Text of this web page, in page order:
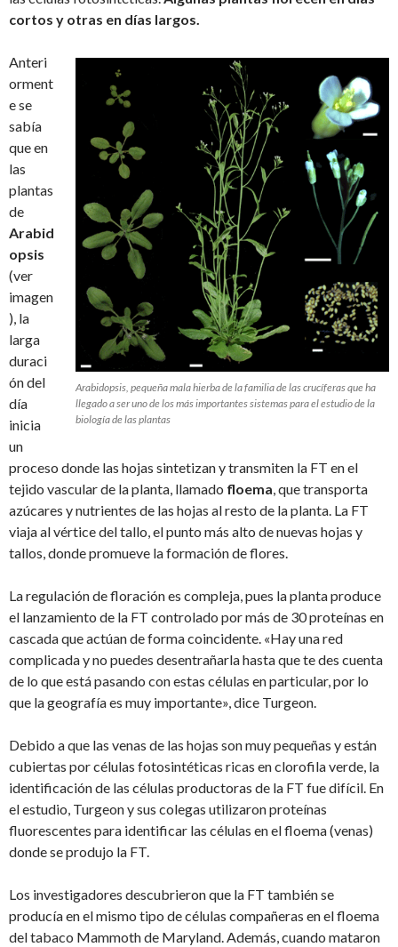
cortos y otras en días largos.
Arabidopsis, pequeña mala hierba de la familia de las crucíferas que ha
llegado a ser uno de los más importantes sistemas para el estudio de la
biología de las plantas
Anteri
orment
e se
sabía
que en
las
plantas
de
Arabid
opsis
(ver
imagen
), la
larga
duraci
ón del
día
inicia
un
proceso donde las hojas sintetizan y transmiten la FT en el
tejido vascular de la planta, llamado floema, que transporta
azúcares y nutrientes de las hojas al resto de la planta. La FT
viaja al vértice del tallo, el punto más alto de nuevas hojas y
tallos, donde promueve la formación de flores.
La regulación de floración es compleja, pues la planta produce
el lanzamiento de la FT controlado por más de 30 proteínas en
cascada que actúan de forma coincidente. «Hay una red
complicada y no puedes desentrañarla hasta que te des cuenta
de lo que está pasando con estas células en particular, por lo
que la geografía es muy importante», dice Turgeon.
Debido a que las venas de las hojas son muy pequeñas y están
cubiertas por células fotosintéticas ricas en clorofila verde, la
identificación de las células productoras de la FT fue difícil. En
el estudio, Turgeon y sus colegas utilizaron proteínas
fluorescentes para identificar las células en el floema (venas)
donde se produjo la FT.
Los investigadores descubrieron que la FT también se
producía en el mismo tipo de células compañeras en el floema
del tabaco Mammoth de Maryland. Además, cuando mataron